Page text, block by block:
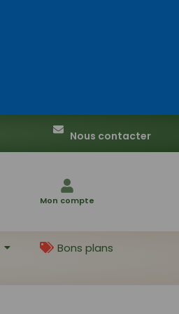
Nous contacter
Mon compte
Bons plans